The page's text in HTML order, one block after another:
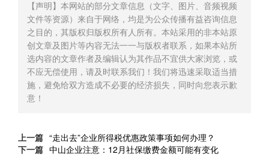
【声明】本网站的部分文章信息（文字、图片、音频视频
文件等资源）来自于网络，均是为公众传播有益咨询信息
之目的，其版权归版权所有人所有。本站采用的非本站原
创文章及图片等内容无法一一与版权者联系，如果本站所
选内容的文章作者及编辑认为其作品不宜供大家浏览，或
不应无偿使用，请及时联系我们！我们将迅速采取适当措
施，避免给双方造成不必要的经济损失，同时向您表示歉
意！
上一篇 “走出去”企业所得税优惠政策事项如何办理？
下一篇 中山企业注意：12月社保缴费金额可能有变化